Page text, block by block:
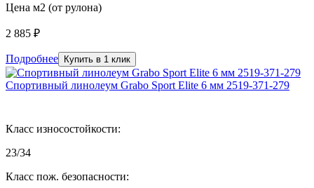
Цена м2 (от рулона)
2 885 ₽
Подробнее Купить в 1 клик
Спортивный линолеум Grabo Sport Elite 6 мм 2519-371-279
Класс износостойкости:
23/34
Класс пож. безопасности: